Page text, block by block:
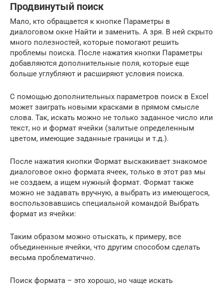
Продвинутый поиск
Мало, кто обращается к кнопке Параметры в
диалоговом окне Найти и заменить. А зря. В ней скрыто
много полезностей, которые помогают решить
проблемы поиска. После нажатия кнопки Параметры
добавляются дополнительные поля, которые еще
больше углубляют и расширяют условия поиска.
С помощью дополнительных параметров поиск в Excel
может заиграть новыми красками в прямом смысле
слова. Так, искать можно не только заданное число или
текст, но и формат ячейки (залитые определенным
цветом, имеющие заданные границы и т.д.).
После нажатия кнопки Формат выскакивает знакомое
диалоговое окно формата ячеек, только в этот раз мы
не создаем, а ищем нужный формат. Формат также
можно не задавать вручную, а выбрать из имеющегося,
воспользовавшись специальной командой Выбрать
формат из ячейки:
Таким образом можно отыскать, к примеру, все
объединенные ячейки, что другим способом сделать
весьма проблематично.
Поиск формата – это хорошо, но чаще искать